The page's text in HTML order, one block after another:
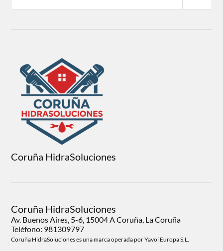
Coruña HidraSoluciones
Coruña HidraSoluciones
Av. Buenos Aires, 5-6, 15004 A Coruña, La Coruña
Teléfono: 981309797
Coruña HidraSoluciones es una marca operada por Yavoi Europa S.L.